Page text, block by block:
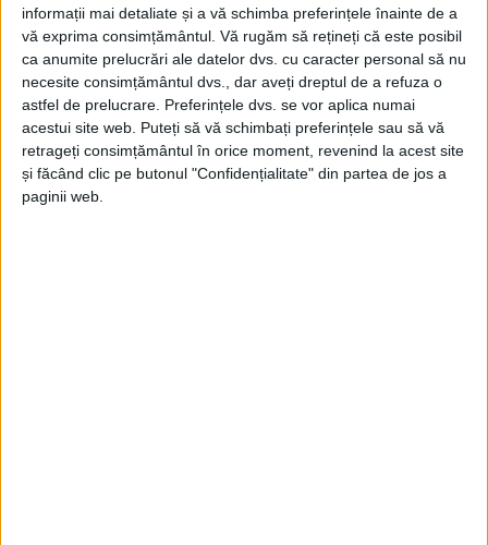
informații mai detaliate și a vă schimba preferințele înainte de a
vă exprima consimțământul. Vă rugăm să rețineți că este posibil
ca anumite prelucrări ale datelor dvs. cu caracter personal să nu
necesite consimțământul dvs., dar aveți dreptul de a refuza o
astfel de prelucrare. Preferințele dvs. se vor aplica numai
acestui site web. Puteți să vă schimbați preferințele sau să vă
retrageți consimțământul în orice moment, revenind la acest site
și făcând clic pe butonul "Confidențialitate" din partea de jos a
paginii web.
excesivă!
Arhive